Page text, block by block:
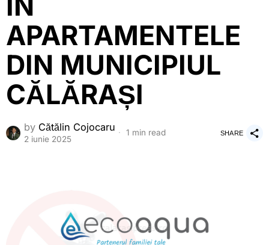
APARTAMENTELE
DIN MUNICIPIUL
CĂLĂRAȘI
by Cătălin Cojocaru
2 iunie 2025
1 min read SHARE